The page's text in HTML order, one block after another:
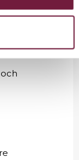
droppar
pasta